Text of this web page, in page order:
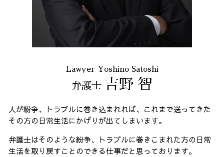
Lawyer Yoshino Satoshi
弁護士 吉野 智
人が紛争、トラブルに巻き込まれれば、これまで送ってきた
その方の日常生活にかげりが出てしまいます。
弁護士はそのような紛争、トラブルに巻きこまれた方の日常
生活を取り戻すことのできる仕事だと思っております。